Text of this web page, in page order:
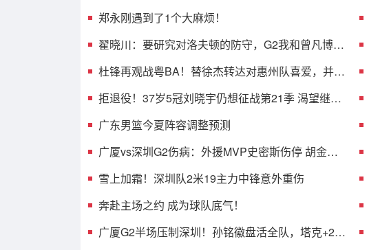
郑永刚遇到了1个大麻烦！
翟晓川：要研究对洛夫顿的防守，G2我和曾凡博的
杜锋再观战粤BA！替徐杰转达对惠州队喜爱，并与
拒退役！37岁5冠刘晓宇仍想征战第21季 渴望继续
广东男篮今夏阵容调整预测
广厦vs深圳G2伤病：外援MVP史密斯伤停 胡金秋
雪上加霜！深圳队2米19主力中锋意外重伤
奔赴主场之约 成为球队底气！
广厦G2半场压制深圳！孙铭徽盘活全队，塔克+2首